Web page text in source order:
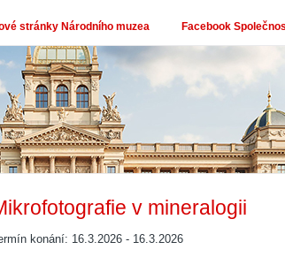
stránky Národního muzea Facebook
v mineralogii
konání: 16.3.2026 - 16.3.2026